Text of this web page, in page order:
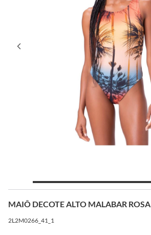
MAIÔ DECOTE ALTO MALABAR ROSA
2L2M0266_41_1